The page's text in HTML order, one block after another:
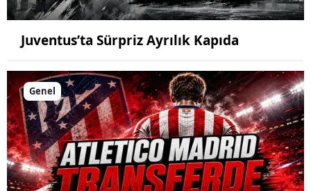
Juventus’ta Sürpriz Ayrılık Kapıda
Genel